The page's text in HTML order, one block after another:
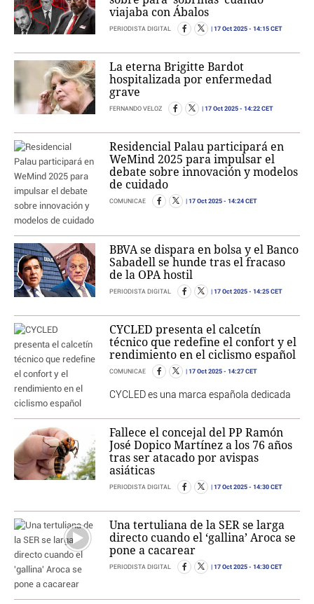
viajaba con Ábalos
PERIODISTA DIGITAL 17 Oct 2025 - 14:15 CET
La eterna Brigitte Bardot
hospitalizada por enfermedad
grave
FERNANDO VELOZ 17 Oct 2025 - 14:22 CET
Residencial Palau participará en
WeMind 2025 para impulsar el
debate sobre innovación y modelos
de cuidado
COMUNICAE 17 Oct 2025 - 14:24 CET
BBVA se dispara en bolsa y el Banco
Sabadell se hunde tras el fracaso
de la OPA hostil
PERIODISTA DIGITAL 17 Oct 2025 - 14:25 CET
CYCLED presenta el calcetín
técnico que redefine el confort y el
rendimiento en el ciclismo español
COMUNICAE 17 Oct 2025 - 14:27 CET
CYCLED es una marca española dedicada
Fallece el concejal del PP Ramón
José Dopico Martínez a los 76 años
tras ser atacado por avispas
asiáticas
PERIODISTA DIGITAL 17 Oct 2025 - 14:30 CET
Una tertuliana de la SER se larga
directo cuando el ‘gallina’ Aroca se
pone a cacarear
PERIODISTA DIGITAL 17 Oct 2025 - 14:30 CET